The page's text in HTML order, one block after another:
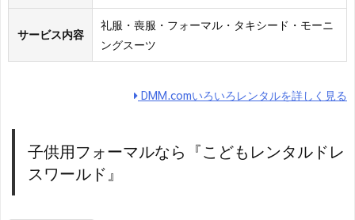
サービス内容
礼服・喪服・フォーマル・タキシード・モーニ
ングスーツ
DMM.comいろいろレンタルを詳しく見る
子供用フォーマルなら『こどもレンタルドレ
スワールド』